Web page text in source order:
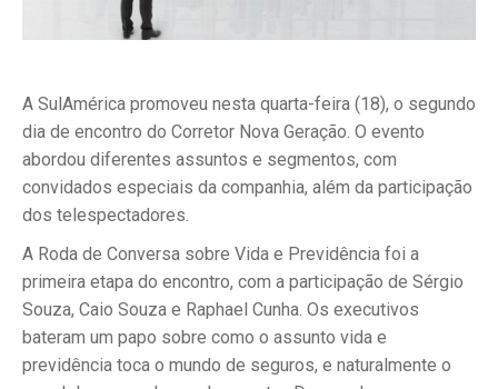
A SulAmérica promoveu nesta quarta-feira (18), o segundo
dia de encontro do Corretor Nova Geração. O evento
abordou diferentes assuntos e segmentos, com
convidados especiais da companhia, além da participação
dos telespectadores.
A Roda de Conversa sobre Vida e Previdência foi a
primeira etapa do encontro, com a participação de Sérgio
Souza, Caio Souza e Raphael Cunha. Os executivos
bateram um papo sobre como o assunto vida e
previdência toca o mundo de seguros, e naturalmente o